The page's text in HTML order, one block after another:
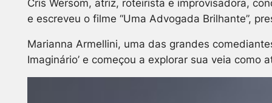
Cris Wersom, atriz, roteirista e improvisadora,
e escreveu o filme “Uma Advogada Brilhante”,
Marianna Armellini, uma das grandes
Imaginário’ e começou a explorar sua veia